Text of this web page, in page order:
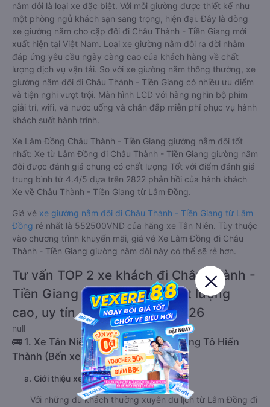
nằm đôi là loại xe đặc biệt. Với mỗi giường được thiết kế như
một phòng ngủ khách sạn sang trọng, hiện đại. Đây là dòng
xe giường nằm cho cặp đôi đi Châu Thành - Tiền Giang mới
xuất hiện tại Việt Nam. Loại xe giường nằm đôi ra đời nhằm
đáp ứng yêu cầu ngày càng cao của khách hàng về chất
lượng dịch vụ vận tải. So với xe giường nằm thông thường, xe
giường nằm đôi đi Châu Thành - Tiền Giang có nhiều ưu điểm
và tiện nghi vượt trội. Màn hình LCD với hàng nghìn bộ phim
giải trí, wifi, và nước uống và chăn đắp miễn phí phục vụ hành
khách suốt hành trình.
Xe Lâm Đồng Châu Thành - Tiền Giang giường nằm đôi tốt
nhất: Xe từ Lâm Đồng đi Châu Thành - Tiền Giang giường nằm
đôi được đánh giá chung có chất lượng Tốt với điểm đánh giá
trung bình từ 4.4/5 dựa trên 2822 phản hồi của hành khách
Xe về Châu Thành - Tiền Giang từ Lâm Đồng.
Giá vé xe giường nằm đôi đi Châu Thành - Tiền Giang từ Lâm
Đồng rẻ nhất là 552500VND của hãng xe Tân Niên. Tùy thuộc
vào chương trình khuyến mãi, giá vé Xe Lâm Đồng đi Châu
Thành - Tiền Giang giường nằm đôi này có thể sẽ rẻ hơn.
Tư vấn TOP 2 xe khách đi Châu Thành -
Tiền Giang từ Lâm Đồng chất lượng
cao, uy tín, giá rẻ nhất 08/2026
null
🚌 1. Xe Tân Niên khởi hành tại 01 Đường Tô Hiến
Thành (Bến xe liên tỉnh Đà Lạt)
a. Giới thiệu xe Tân Niên
Với những du khách thường xuyên du lịch từ Lâm Đồng đi